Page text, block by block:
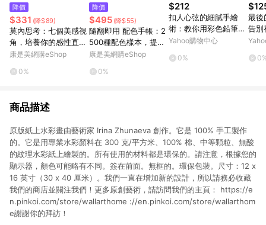
降價
$331 (降$89)
莫內思考：七個美感視
角，培養你的感性直覺
力
康是美網購eShop
0%
降價
$495 (降$55)
隨翻即用 配色手帳：2
500種配色樣本，提昇
配色品味，12刷大熱賣
康是美網購eShop
0%
$212
扣人心弦的細膩手繪
術：教你用彩色鉛筆刻
劃美好的事物[二手書_
Yahoo購物中心
0%
最後
告別
商品描述
原版紙上水彩畫由藝術家 Irina Zhunaeva 創作。它是 100% 手工製作
的。它是用專業水彩顏料在 300 克/平方米、100% 棉、中等顆粒、無酸
的紋理水彩紙上繪製的。所有使用的材料都是環保的。請注意，根據您的
顯示器，顏色可能略有不同。簽在前面。無框的。環保包裝。尺寸：12 x
16 英寸（30 x 40 厘米）。我們一直在增加新的設計，所以請務必收藏
我們的商店並關注我們！更多原創藝術，請訪問我們的主頁： https://e
n.pinkoi.com/store/wallarthome ://en.pinkoi.com/store/wallarthom
e謝謝你的拜訪！